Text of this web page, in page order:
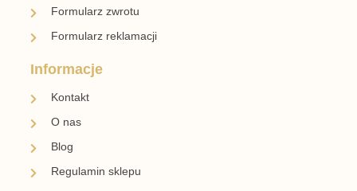
Formularz zwrotu
Formularz reklamacji
Informacje
Kontakt
O nas
Blog
Regulamin sklepu